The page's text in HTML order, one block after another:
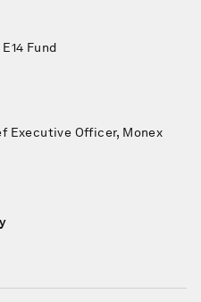
Fund
Executive Officer, Monex